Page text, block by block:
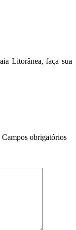
Litorânea, faça sua
Campos obrigatórios